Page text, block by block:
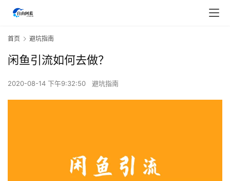
首页 避坑指南
闲鱼引流如何去做？
2020-08-14 下午9:32:50 避坑指南